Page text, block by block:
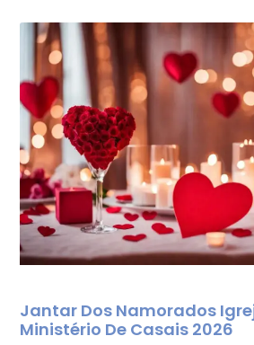
Jantar Dos Namorados
Ministério De Casais 2026